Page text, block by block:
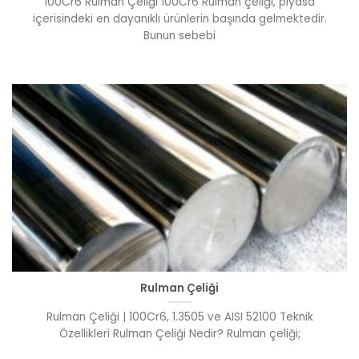
içerisindeki en dayanıklı ürünlerin başında gelmektedir.
Bunun sebebi
Rulman Çeliği
Rulman Çeliği | 100Cr6, 1.3505 ve AISI 52100 Teknik
Özellikleri Rulman Çeliği Nedir? Rulman çeliği;